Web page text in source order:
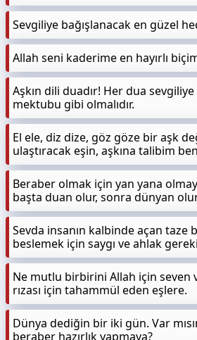
Sevgiliye bağışlanacak en güzel
Allah seni kaderime en hayırlı
Aşkın dili duadır! Her dua sevgiliye
mektubu gibi olmalıdır.
El ele, diz dize, göz göze bir aşk
ulaştıracak eşin, aşkına talibim
Beraber olmak için yan yana
başta duan olur, sonra dünyan
Sevda insanın kalbinde açan taze
beslemek için saygı ve ahlak
Ne mutlu birbirini Allah için seven
rızası için tahammül eden eşlere.
Dünya dediğin bir iki gün. Var
beraber hazırlık yapmaya?